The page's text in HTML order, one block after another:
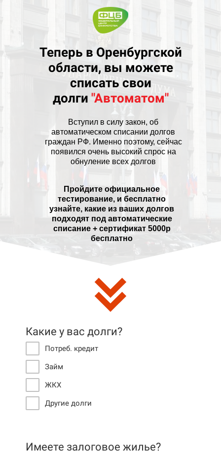
Теперь в Оренбургской
области, вы можете
списать свои
долги "Автоматом"
Вступил в силу закон, об
автоматическом списании долгов
граждан РФ. Именно поэтому, сейчас
появился очень высокий спрос на
обнуление всех долгов
Пройдите официальное
тестирование, и бесплатно
узнайте, какие из ваших долгов
подходят под автоматические
списание + сертификат 5000р
бесплатно
Какие у вас долги?
Потреб. кредит
Займ
ЖКХ
Другие долги
Имеете залоговое жилье?